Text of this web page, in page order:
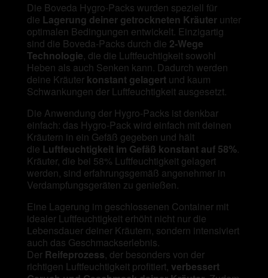
Die Boveda Hygro-Packs wurden speziell für
die Lagerung deiner getrockneten Kräuter unter
optimalen Bedingungen entwickelt. Einzigartig
sind die Boveda-Packs durch die 2-Wege
Technologie, die die Luftfeuchtigkeit sowohl
Heben als auch Senken kann. Dadurch werden
deine Kräuter konstant gelagert und kaum
Schwankungen der Luftfeuchtigkeit ausgesetzt.
Die Anwendung der Hygro-Packs ist denkbar
einfach: das Hygro-Pack wird einfach mit deinen
Kräutern in ein Gefäß gegeben und hält
die Luftfeuchtigkeit im Gefäß konstant auf 58%.
Kräuter, die bei 58% Luftfeuchtigkeit gelagert
werden, sind erfahrungsgemäß angenehmer in
Verdampfungsgeräten zu genießen.
Eine Lagerung im geschlossenen Container mit
idealer Luftfeuchtigkeit erhöht nicht nur die
Lebensdauer deiner Kräutern, sondern intensiviert
auch das Geschmackserlebnis.
Der Reifeprozess, der besonders von der
richtigen Luftfeuchtigkeit profitiert, verbessert